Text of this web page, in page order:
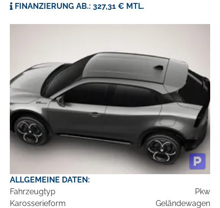
FINANZIERUNG AB.: 327,31 € MTL.
ALLGEMEINE DATEN:
Fahrzeugtyp
Pkw
Karosserieform
Geländewagen